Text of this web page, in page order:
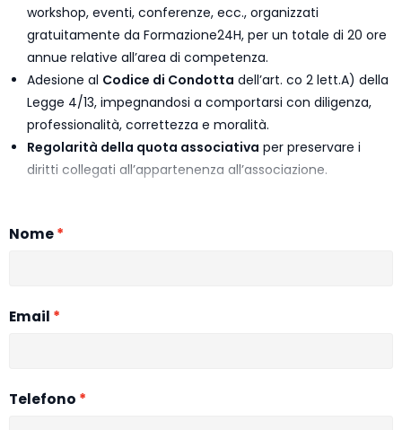
workshop, eventi, conferenze, ecc., organizzati
gratuitamente da Formazione24H, per un totale di 20 ore
annue relative all’area di competenza.
Adesione al Codice di Condotta dell’art. co 2 lett.A) della
Legge 4/13, impegnandosi a comportarsi con diligenza,
professionalità, correttezza e moralità.
Regolarità della quota associativa per preservare i
diritti collegati all’appartenenza all’associazione.
Nome
Email
Telefono